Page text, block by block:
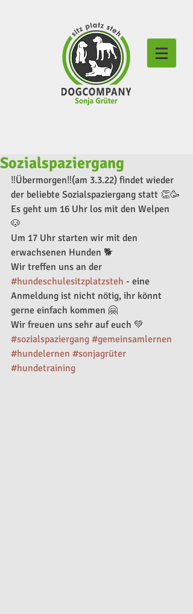
Sozialspaziergang
‼️Übermorgen‼️(am 3.3.22) findet wieder
der beliebte Sozialspaziergang statt 👏🥳
Es geht um 16 Uhr los mit den Welpen
🐶
Um 17 Uhr starten wir mit den
erwachsenen Hunden 🐕
Wir treffen uns an der
#hundeschulesitzplatzsteh - eine
Anmeldung ist nicht nötig, ihr könnt
gerne einfach kommen 🤗
Wir freuen uns sehr auf euch 💚
#sozialspaziergang #gemeinsamlernen
#hundelernen #sonjagrüter
#hundetraining